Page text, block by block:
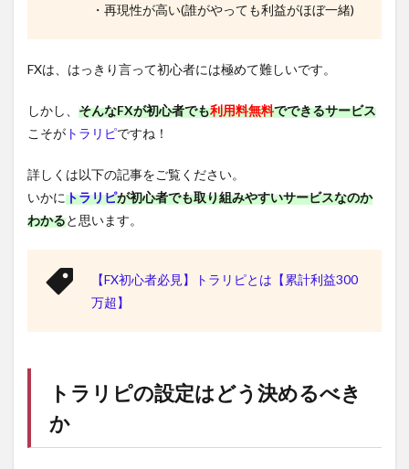
・再現性が高い(誰がやっても利益がほぼ一緒)
FXは、はっきり言って初心者には極めて難しいです。
しかし、 そんなFXが初心者でも利用料無料でできるサービス
こそが トラリピですね！
詳しくは以下の記事をご覧ください。
いかにトラリピが初心者でも取り組みやすいサービスなのか
わかると思います。
【FX初心者必見】トラリピとは【累計利益300
万超】
トラリピの設定はどう決めるべき
か